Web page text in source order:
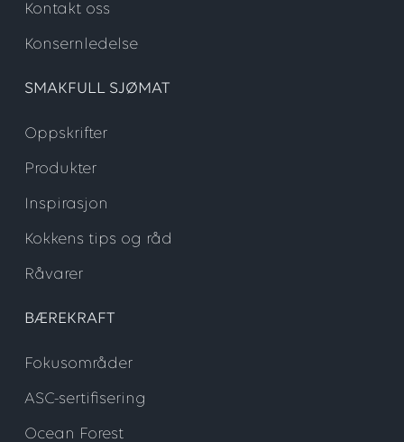
Kontakt oss
Konsernledelse
SMAKFULL SJØMAT
Oppskrifter
Produkter
Inspirasjon
Kokkens tips og råd
Råvarer
BÆREKRAFT
Fokusområder
ASC-sertifisering
Ocean Forest